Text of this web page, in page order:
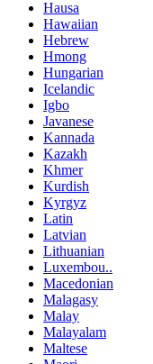
Hausa
Hawaiian
Hebrew
Hmong
Hungarian
Icelandic
Igbo
Javanese
Kannada
Kazakh
Khmer
Kurdish
Kyrgyz
Latin
Latvian
Lithuanian
Luxembou..
Macedonian
Malagasy
Malay
Malayalam
Maltese